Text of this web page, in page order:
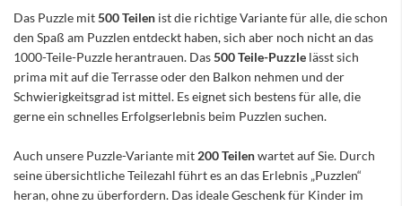
Das Puzzle mit500 Teilen ist die richtige Variante für alle, die schon
den Spaß am Puzzlen entdeckt haben, sich aber noch nicht an das
1000-Teile-Puzzle herantrauen. Das500 Teile-Puzzle lässt sich
prima mit auf die Terrasse oder den Balkon nehmen und der
Schwierigkeitsgrad ist mittel. Es eignet sich bestens für alle, die
gerne ein schnelles Erfolgserlebnis beim Puzzlen suchen.
Auch unsere Puzzle-Variante mit 200 Teilenwartet auf Sie. Durch
seine übersichtliche Teilezahl führt es an das Erlebnis „Puzzlen“
heran, ohne zu überfordern. Das ideale Geschenk für Kinder im